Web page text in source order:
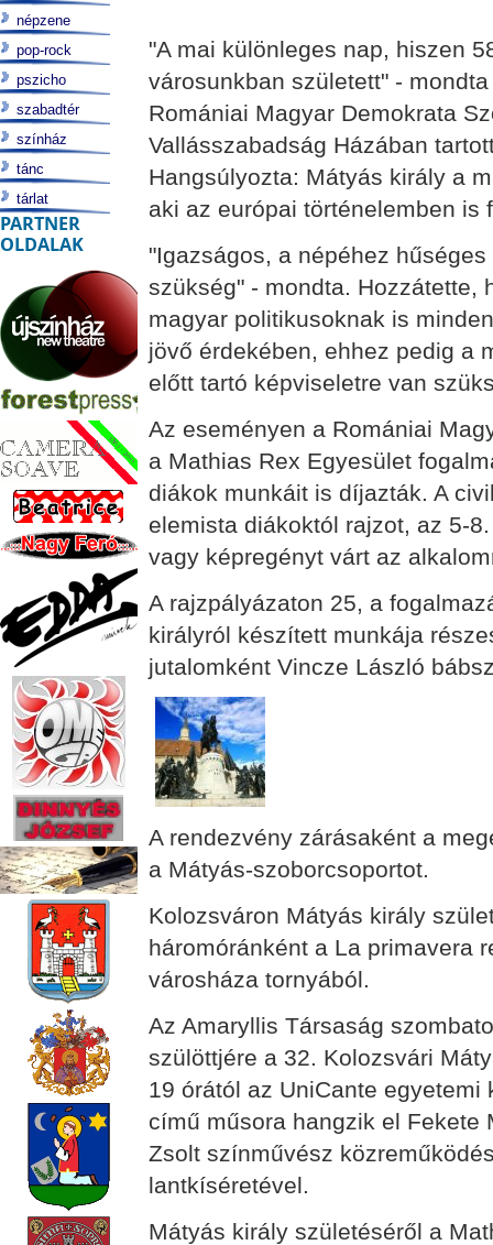
"A mai különleges nap, hiszen
városunkban született" -
Romániai Magyar Demokrata
Vallásszabadság Házában
Hangsúlyozta: Mátyás király a
aki az európai történelemben is
"Igazságos, a népéhez
szükség" - mondta. Hozzátette,
magyar politikusoknak is
jövő érdekében, ehhez pedig a
előtt tartó képviseletre van
Az eseményen a Romániai
a Mathias Rex Egyesület
diákok munkáit is díjazták. A
elemista diákoktól rajzot, az 5-
vagy képregényt várt az
A rajzpályázaton 25, a
királyról készített munkája
jutalomként Vincze László
A rendezvény zárásaként a
a Mátyás-szoborcsoportot.
Kolozsváron Mátyás király
háromóránként a La primavera
városháza tornyából.
Az Amaryllis Társaság
szülöttjére a 32. Kolozsvári
19 órától az UniCante
című műsora hangzik el Fekete
Zsolt színművész
lantkíséretével.
Mátyás király születéséről a
népzene
pop-rock
pszicho
szabadtér
színház
tánc
tárlat
PARTNER
OLDALAK